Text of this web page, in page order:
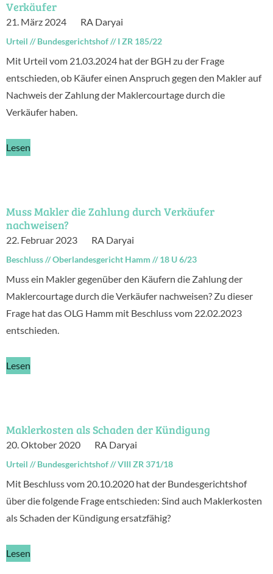
Verkäufer
21. März 2024 RA Daryai
Urteil //Bundesgerichtshof//I ZR 185/22
Mit Urteil vom 21.03.2024 hat der BGH zu der Frage
entschieden, ob Käufer einen Anspruch gegen den Makler auf
Nachweis der Zahlung der Maklercourtage durch die
Verkäufer haben.
Lesen
Muss Makler die Zahlung durch Verkäufer
nachweisen?
22. Februar 2023 RA Daryai
Beschluss//Oberlandesgericht Hamm //18 U 6/23
Muss ein Makler gegenüber den Käufern die Zahlung der
Maklercourtage durch die Verkäufer nachweisen? Zu dieser
Frage hat das OLG Hamm mit Beschluss vom 22.02.2023
entschieden.
Lesen
Maklerkosten als Schaden der Kündigung
20. Oktober 2020 RA Daryai
Urteil //Bundesgerichtshof//VIII ZR 371/18
Mit Beschluss vom 20.10.2020 hat der Bundesgerichtshof
über die folgende Frage entschieden: Sind auch Maklerkosten
als Schaden der Kündigung ersatzfähig?
Lesen